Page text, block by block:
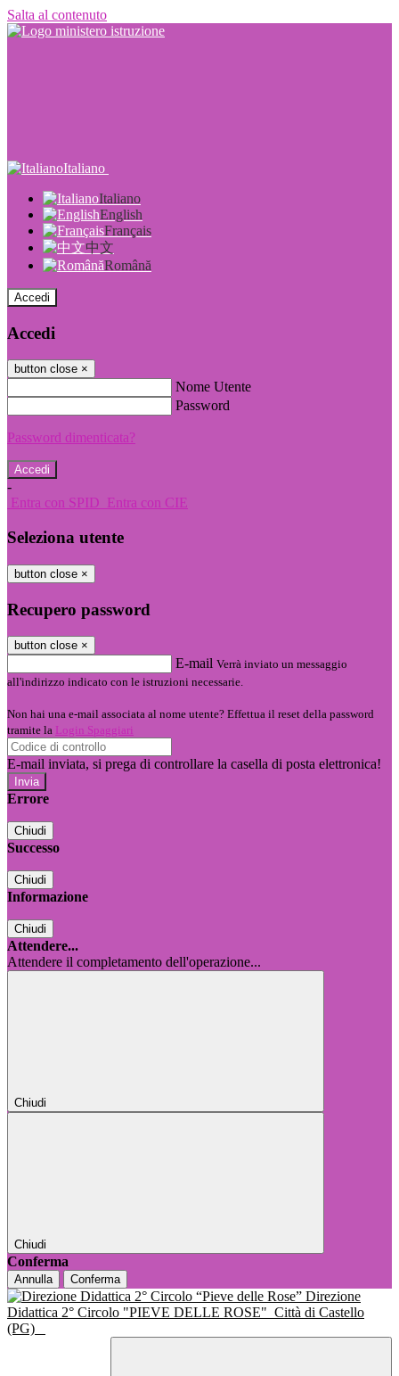
Salta al contenuto
Italiano
Italiano
English
Français
中文
Română
Accedi
Accedi
button close ×
Nome Utente
Password
Password dimenticata?
-
Entra con SPID Entra con CIE
Seleziona utente
button close ×
Recupero password
button close ×
E-mail Verrà inviato un messaggio
all'indirizzo indicato con le istruzioni necessarie.
Non hai una e-mail associata al nome utente? Effettua il reset della password
tramite la Login Spaggiari
E-mail inviata, si prega di controllare la casella di posta elettronica!
Errore
Chiudi
Successo
Chiudi
Informazione
Chiudi
Attendere...
Attendere il completamento dell'operazione...
Chiudi
Chiudi
Conferma
Annulla Conferma
Direzione
Didattica 2° Circolo "PIEVE DELLE ROSE" Città di Castello
(PG)